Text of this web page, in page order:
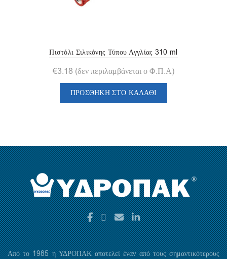
Πιστόλι Σιλικόνης Τύπου Αγγλίας 310 ml
€3.18 (δεν περιλαμβάνεται ο Φ.Π.Α)
ΠΡΟΣΘΉΚΗ ΣΤΟ ΚΑΛΆΘΙ
Από το 1985 η ΥΔΡΟΠΑΚ αποτελεί έναν από τους σημαντικότερους